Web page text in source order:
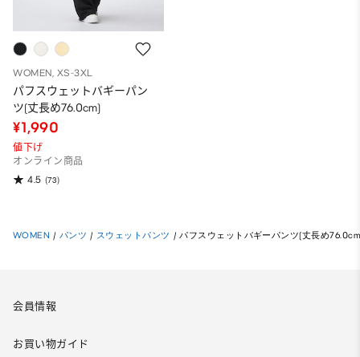
WOMEN, XS-3XL
パフスウェットバギーパン
ツ(丈長め76.0cm)
¥1,990
値下げ
オンライン商品
4.5 (73)
WOMEN / パンツ / スウェットパンツ / パフスウェットバギーパンツ(丈長め
会員情報
お買い物ガイド